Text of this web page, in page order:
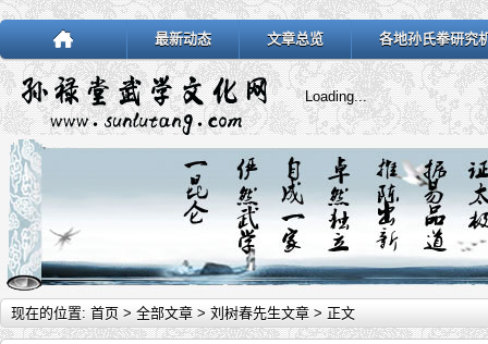
最新动态 文章总览 各地孙氏拳研究
Loading...
现在的位置: 首页 > 全部文章 > 刘树春先生文章 > 正文